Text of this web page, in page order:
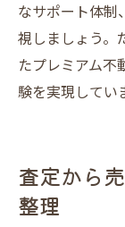
なサポート体制
視しましょう。
たプレミアム
験を実現してい
査定から
整理